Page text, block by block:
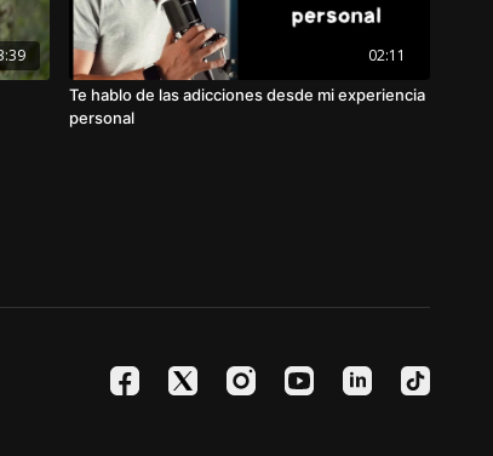
02:11
Te hablo de las adicciones desde mi experiencia
personal